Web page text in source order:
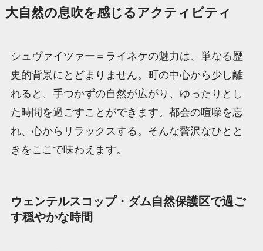
大自然の息吹を感じるアクティビティ
シュヴァイツァー＝ライネケの魅力は、単なる歴
史的背景にとどまりません。町の中心から少し離
れると、手つかずの自然が広がり、ゆったりとし
た時間を過ごすことができます。都会の喧噪を忘
れ、心からリラックスする。そんな贅沢なひとと
きをここで味わえます。
ウェンテルスコップ・ダム自然保護区で過ご
す穏やかな時間